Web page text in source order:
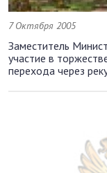
7 Октября 2005
Заместитель
участие в
перехода через